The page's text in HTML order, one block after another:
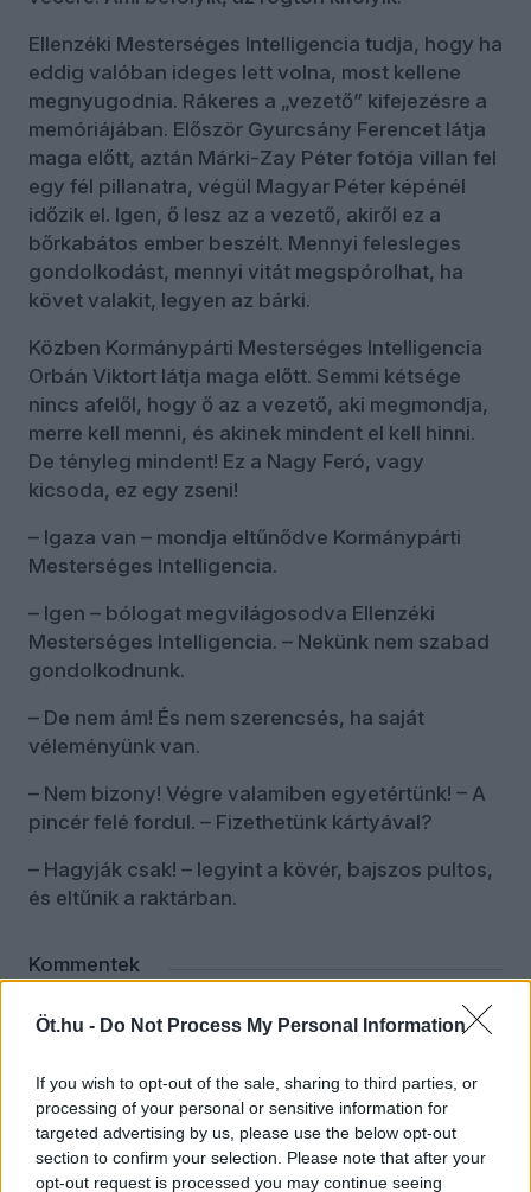
Öt.hu - Do Not Process My Personal Information
If you wish to opt-out of the sale, sharing to third parties, or
processing of your personal or sensitive information for
targeted advertising by us, please use the below opt-out
section to confirm your selection. Please note that after your
opt-out request is processed you may continue seeing
Ellenzéki Mesterséges Intelligencia tudja, hogy ha
eddig valóban ideges lett volna, most kellene
megnyugodnia. Rákeres a „vezető” kifejezésre a
memóriájában. Először Gyurcsány Ferencet látja
maga előtt, aztán Márki-Zay Péter fotója villan fel
egy fél pillanatra, végül Magyar Péter képénél
időzik el. Igen, ő lesz az a vezető, akiről ez a
bőrkabátos ember beszélt. Mennyi felesleges
gondolkodást, mennyi vitát megspórolhat, ha
követ valakit, legyen az bárki.
Közben Kormánypárti Mesterséges Intelligencia
Orbán Viktort látja maga előtt. Semmi kétsége
nincs afelől, hogy ő az a vezető, aki megmondja,
merre kell menni, és akinek mindent el kell hinni.
De tényleg mindent! Ez a Nagy Feró, vagy
kicsoda, ez egy zseni!
– Igaza van – mondja eltűnődve Kormánypárti
Mesterséges Intelligencia.
– Igen – bólogat megvilágosodva Ellenzéki
Mesterséges Intelligencia. – Nekünk nem szabad
gondolkodnunk.
– De nem ám! És nem szerencsés, ha saját
véleményünk van.
– Nem bizony! Végre valamiben egyetértünk! – A
pincér felé fordul. – Fizethetünk kártyával?
– Hagyják csak! – legyint a kövér, bajszos pultos,
és eltűnik a raktárban.
Kommentek
2025. március 23. 20:51
Hatalmas ostobaság lenézni az embereket, a
vidéki embereket! Degenerált ellenzéki álláspont,
hogy a Fidesz vagy OV a "buta" vidékiek miatt